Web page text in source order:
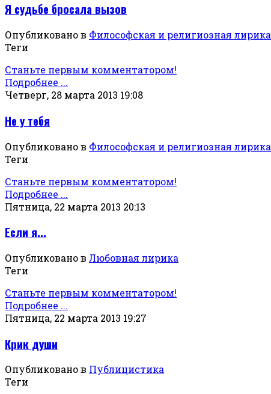
Я судьбе бросала вызов
Опубликовано в Философская и религиозная лирика
Теги
Станьте первым комментатором!
Подробнее ...
Четверг, 28 марта 2013 19:08
Не у тебя
Опубликовано в Философская и религиозная лирика
Теги
Станьте первым комментатором!
Подробнее ...
Пятница, 22 марта 2013 20:13
Если я...
Опубликовано в Любовная лирика
Теги
Станьте первым комментатором!
Подробнее ...
Пятница, 22 марта 2013 19:27
Крик души
Опубликовано в Публицистика
Теги